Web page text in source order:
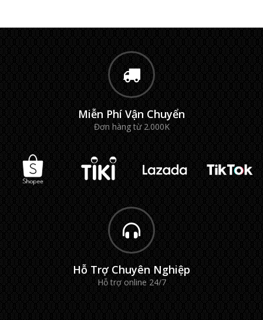
Miễn Phí Vận Chuyển
Đơn hàng từ 2.000K
Hỗ Trợ Chuyên Nghiệp
Hỗ trợ online 24/7